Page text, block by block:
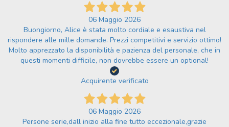
06 Maggio 2026
Buongiorno, Alice è stata molto cordiale e esaustiva nel
rispondere alle mille domande. Prezzi competitivi e servizio ottimo!
Molto apprezzato la disponibilità e pazienza del personale, che in
questi momenti difficile, non dovrebbe essere un optional!
Acquirente verificato
06 Maggio 2026
Persone serie,dall inizio alla fine tutto eccezionale,grazie